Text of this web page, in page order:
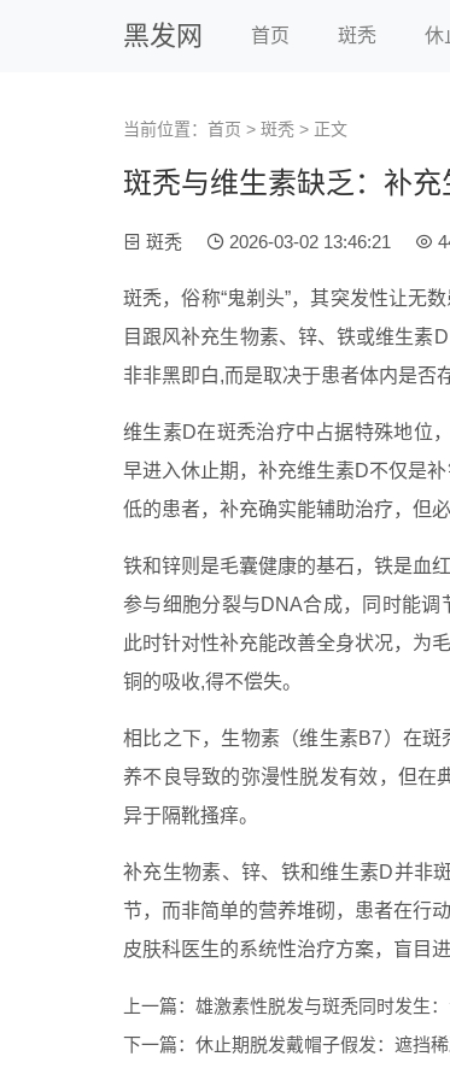
黑发网 首页 斑秃 休
当前位置： 首页 > 斑秃 > 正文
斑秃与维生素缺乏：补
斑秃 2026-03-02 13:46:21
斑秃，俗称“鬼剃头”，其突发性让无
目跟风补充生物素、锌、铁或维生素
非非黑即白,而是取决于患者体内是否
维生素D在斑秃治疗中占据特殊地位
早进入休止期，补充维生素D不仅是
低的患者，补充确实能辅助治疗，但
铁和锌则是毛囊健康的基石，铁是血
参与细胞分裂与DNA合成，同时能调
此时针对性补充能改善全身状况，为
铜的吸收,得不偿失。
相比之下，生物素（维生素B7）在
养不良导致的弥漫性脱发有效，但在
异于隔靴搔痒。
补充生物素、锌、铁和维生素D并非
节，而非简单的营养堆砌，患者在行
皮肤科医生的系统性治疗方案，盲目
上一篇： 雄激素性脱发与斑秃同时发生
下一篇： 休止期脱发戴帽子假发：遮挡